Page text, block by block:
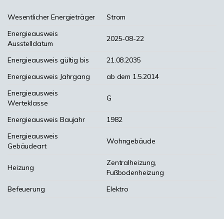
Wesentlicher Energieträger
Strom
Energieausweis
Ausstelldatum
2025-08-22
Energieausweis gültig bis
21.08.2035
Energieausweis Jahrgang
ab dem 1.5.2014
Energieausweis
Werteklasse
G
Energieausweis Baujahr
1982
Energieausweis
Gebäudeart
Wohngebäude
Heizung
Zentralheizung,
Fußbodenheizung
Befeuerung
Elektro